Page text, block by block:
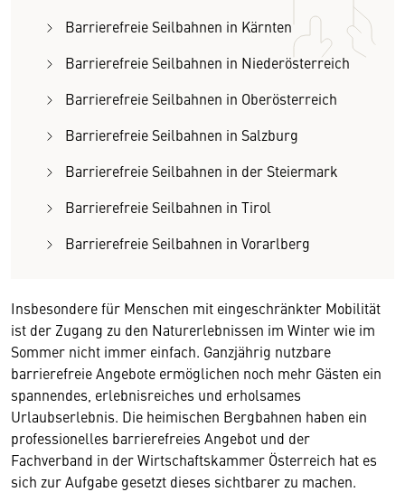
Barrierefreie Seilbahnen in Kärnten
Barrierefreie Seilbahnen in Niederösterreich
Barrierefreie Seilbahnen in Oberösterreich
Barrierefreie Seilbahnen in Salzburg
Barrierefreie Seilbahnen in der Steiermark
Barrierefreie Seilbahnen in Tirol
Barrierefreie Seilbahnen in Vorarlberg
Insbesondere für Menschen mit eingeschränkter Mobilität
ist der Zugang zu den Naturerlebnissen im Winter wie im
Sommer nicht immer einfach. Ganzjährig nutzbare
barrierefreie Angebote ermöglichen noch mehr Gästen ein
spannendes, erlebnisreiches und erholsames
Urlaubserlebnis. Die heimischen Bergbahnen haben ein
professionelles barrierefreies Angebot und der
Fachverband in der Wirtschaftskammer Österreich hat es
sich zur Aufgabe gesetzt dieses sichtbarer zu machen.